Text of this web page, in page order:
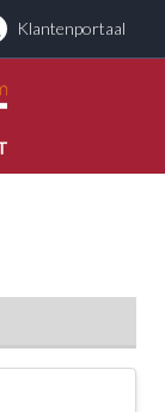
Klantenportaal